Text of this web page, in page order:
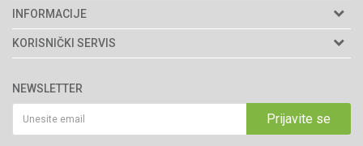
Agromarket doo
Adresa: Kraljevačkog bataljona 235/2
34000 Kragujevac, Srbija
webshop@agromarket.rs
PIB: 102135221
INFORMACIJE
O nama
Prodavnice
Brendovi
Katalozi
KORISNIČKI SERVIS
Politika privatnosti
Kako kupiti
Isporuka
NEWSLETTER
Prijavite se